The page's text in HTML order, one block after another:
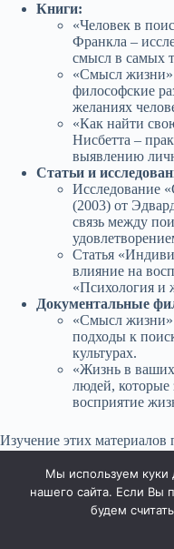
Книги:
«Человек в
Франкла –
смысл в самых
«Смысл
философские
желаниях
«Как найти
Нисбетта –
выявлению
Статьи и
Исследование
(2003) от
связь между
Статья
влияние на
«Психология и
Документальные
«Смысл жизни»
подходы к
культурах.
«Жизнь в
людей, которые
восприятие
Изучение этих
формируя более ясное
Мы используем куки
нашего сайта. Если Вы
будем